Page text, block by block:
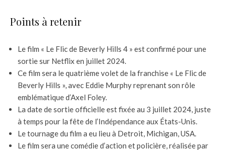
Points à retenir
Le film « Le Flic de Beverly Hills 4 » est confirmé pour une
sortie sur Netflix en juillet 2024.
Ce film sera le quatrième volet de la franchise « Le Flic de
Beverly Hills », avec Eddie Murphy reprenant son rôle
emblématique d’Axel Foley.
La date de sortie officielle est fixée au 3 juillet 2024, juste
à temps pour la fête de l’Indépendance aux États-Unis.
Le tournage du film a eu lieu à Detroit, Michigan, USA.
Le film sera une comédie d’action et policière, réalisée par